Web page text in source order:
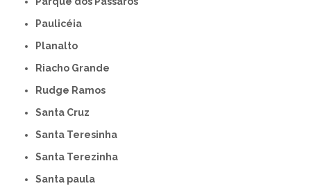
Paulicéia
Planalto
Riacho Grande
Rudge Ramos
Santa Cruz
Santa Teresinha
Santa Terezinha
Santa paula